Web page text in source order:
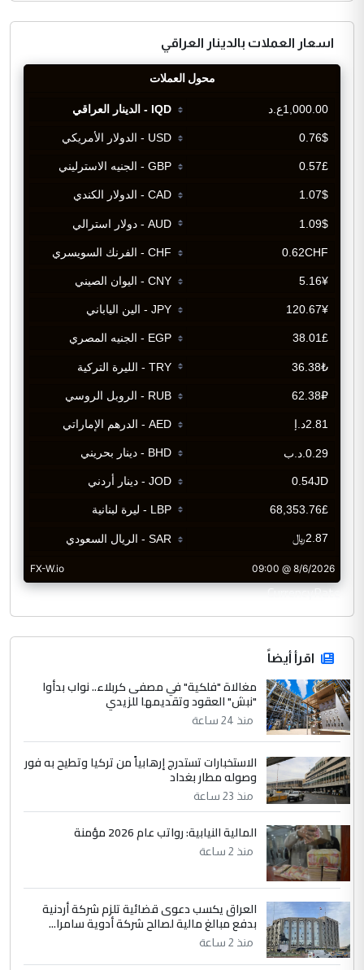
اسعار العملات بالدينار العراقي
CurrencyRate
اقرأ أيضاً
مغالاة "فلكية" في مصفى كربلاء.. نواب بدأوا
"نبش" العقود وتقديمها للزيدي
منذ 24 ساعة
الاستخبارات تستدرج إرهابياً من تركيا وتطيح به فور
وصوله مطار بغداد
منذ 23 ساعة
المالية النيابية: رواتب عام 2026 مؤمنة
منذ 2 ساعة
العراق يكسب دعوى قضائية تلزم شركة أردنية
بدفع مبالغ مالية لصالح شركة أدوية سامرا...
منذ 2 ساعة